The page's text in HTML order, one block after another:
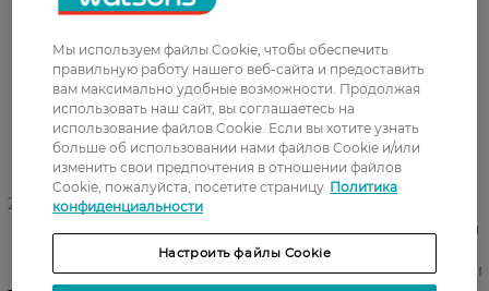
27 07 - 23 08
Солнцезащитный крем-
праймер Frudia Velvet Fit
Blurring Sun Primer SPF50+
Солнцезащитный крем для
лица Frudia What's Wrong?
Help Cicaderm Sun Cream 2 г
Мы используем файлы Cookie, чтобы обеспечить
правильную работу нашего веб-сайта и предоставить
вам максимально удобные возможности. Продолжая
использовать наш сайт, вы соглашаетесь на
использование файлов Cookie. Если вы хотите узнать
больше об использовании нами файлов Cookie и/или
изменить свои предпочтения в отношении файлов
Cookie, пожалуйста, посетите страницу Политика
конфиденциальности
Настроить файлы Cookie